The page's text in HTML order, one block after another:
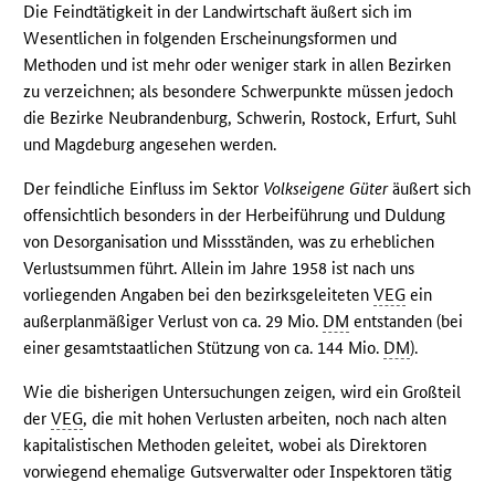
Die Feindtätigkeit in der Landwirtschaft äußert sich im
Wesentlichen in folgenden Erscheinungsformen und
Methoden und ist mehr oder weniger stark in allen Bezirken
zu verzeichnen; als besondere Schwerpunkte müssen jedoch
die Bezirke Neubrandenburg, Schwerin, Rostock, Erfurt, Suhl
und Magdeburg angesehen werden.
Der feindliche Einfluss im Sektor Volkseigene Güteräußert sich
offensichtlich besonders in der Herbeiführung und Duldung
von Desorganisation und Missständen, was zu erheblichen
Verlustsummen führt. Allein im Jahre 1958 ist nach uns
vorliegenden Angaben bei den bezirksgeleitetenVEG ein
außerplanmäßiger Verlust von ca. 29 Mio. DM entstanden (bei
einer gesamtstaatlichen Stützung von ca. 144 Mio. DM).
Wie die bisherigen Untersuchungen zeigen, wird ein Großteil
derVEG, die mit hohen Verlusten arbeiten, noch nach alten
kapitalistischen Methoden geleitet, wobei als Direktoren
vorwiegend ehemalige Gutsverwalter oder Inspektoren tätig